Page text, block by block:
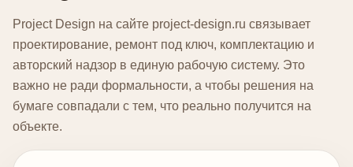
Project Design на сайте project-design.ru связывает
проектирование, ремонт под ключ, комплектацию и
авторский надзор в единую рабочую систему. Это
важно не ради формальности, а чтобы решения на
бумаге совпадали с тем, что реально получится на
объекте.